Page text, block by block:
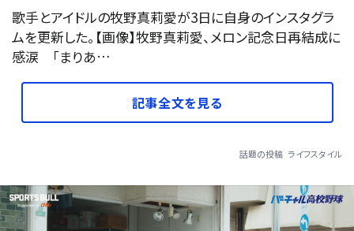
歌手とアイドルの牧野真莉愛が3日に自身のインスタグラ
ムを更新した。【画像】牧野真莉愛、メロン記念日再結成に
感涙 「まりあ…
記事全文を見る
話題の投稿 ライフスタイル